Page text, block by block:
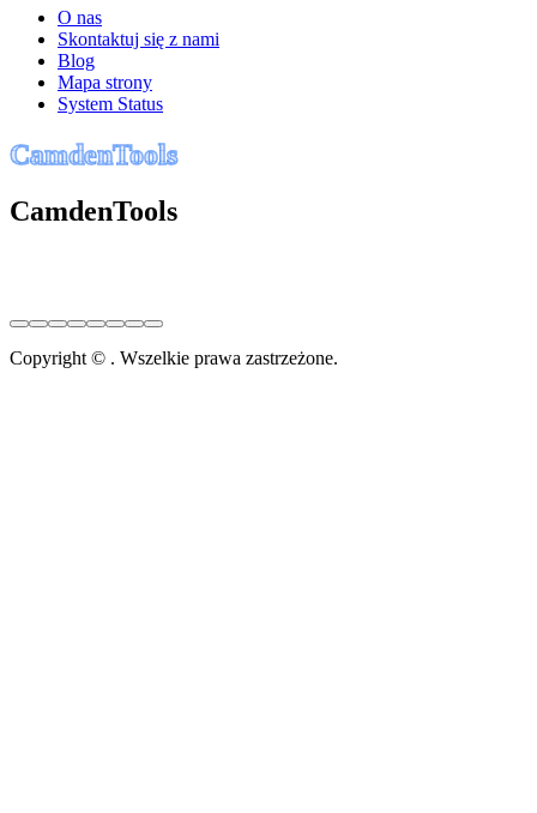
O nas
Skontaktuj się z nami
Blog
Mapa strony
System Status
CamdenTools
CamdenTools
Copyright © . Wszelkie prawa zastrzeżone.